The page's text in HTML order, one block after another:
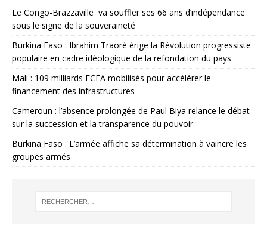
Le Congo-Brazzaville va souffler ses 66 ans d’indépendance
sous le signe de la souveraineté
Burkina Faso : Ibrahim Traoré érige la Révolution progressiste
populaire en cadre idéologique de la refondation du pays
Mali : 109 milliards FCFA mobilisés pour accélérer le
financement des infrastructures
Cameroun : l’absence prolongée de Paul Biya relance le débat
sur la succession et la transparence du pouvoir
Burkina Faso : L’armée affiche sa détermination à vaincre les
groupes armés